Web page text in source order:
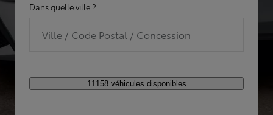
Dans quelle ville ?
Ville / Code Postal / Concession
11158 véhicules disponibles